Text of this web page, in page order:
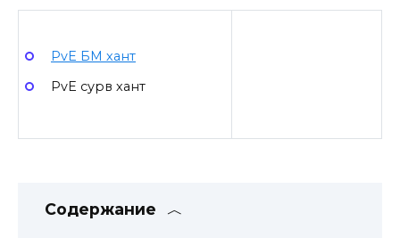
PvE БМ хант
PvE сурв хант
Содержание